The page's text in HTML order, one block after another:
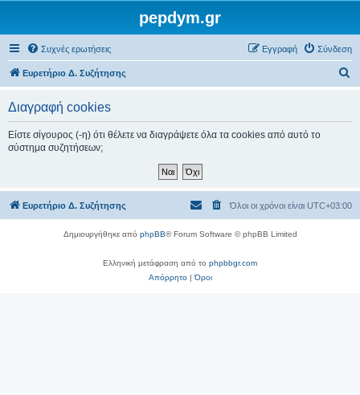
pepdym.gr
Συχνές ερωτήσεις Σύνδεση
Εγγραφή
Ευρετήριο Δ. Συζήτησης
σ
Διαγραφή cookies
Είστε σίγουρος (-η) ότι θέλετε να διαγράψετε όλα τα cookies από αυτό το
σύστημα συζητήσεων;
Ευρετήριο Δ. Συζήτησης Όλοι οι χρόνοι είναι UTC+03:00
Δημιουργήθηκε από phpBB® Forum Software © phpBB Limited
Ελληνική μετάφραση από το phpbbgr.com
Απόρρητο|Όροι